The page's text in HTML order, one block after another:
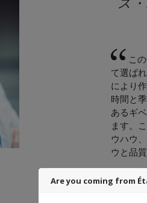
ス
こ
て選ば
により
時間と
あるギ
ます。
ウハウ
ウと品
フル・
を発見
Are you coming from